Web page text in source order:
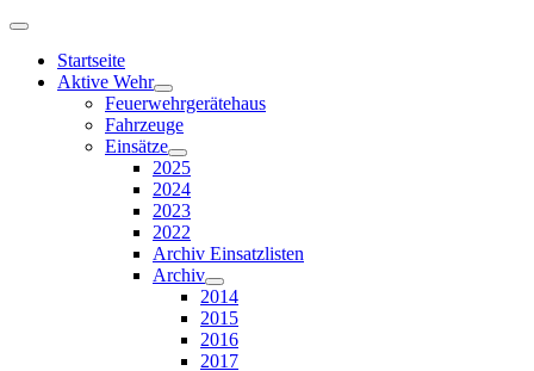
Startseite
Aktive Wehr
Feuerwehrgerätehaus
Fahrzeuge
Einsätze
2025
2024
2023
2022
Archiv Einsatzlisten
Archiv
2014
2015
2016
2017